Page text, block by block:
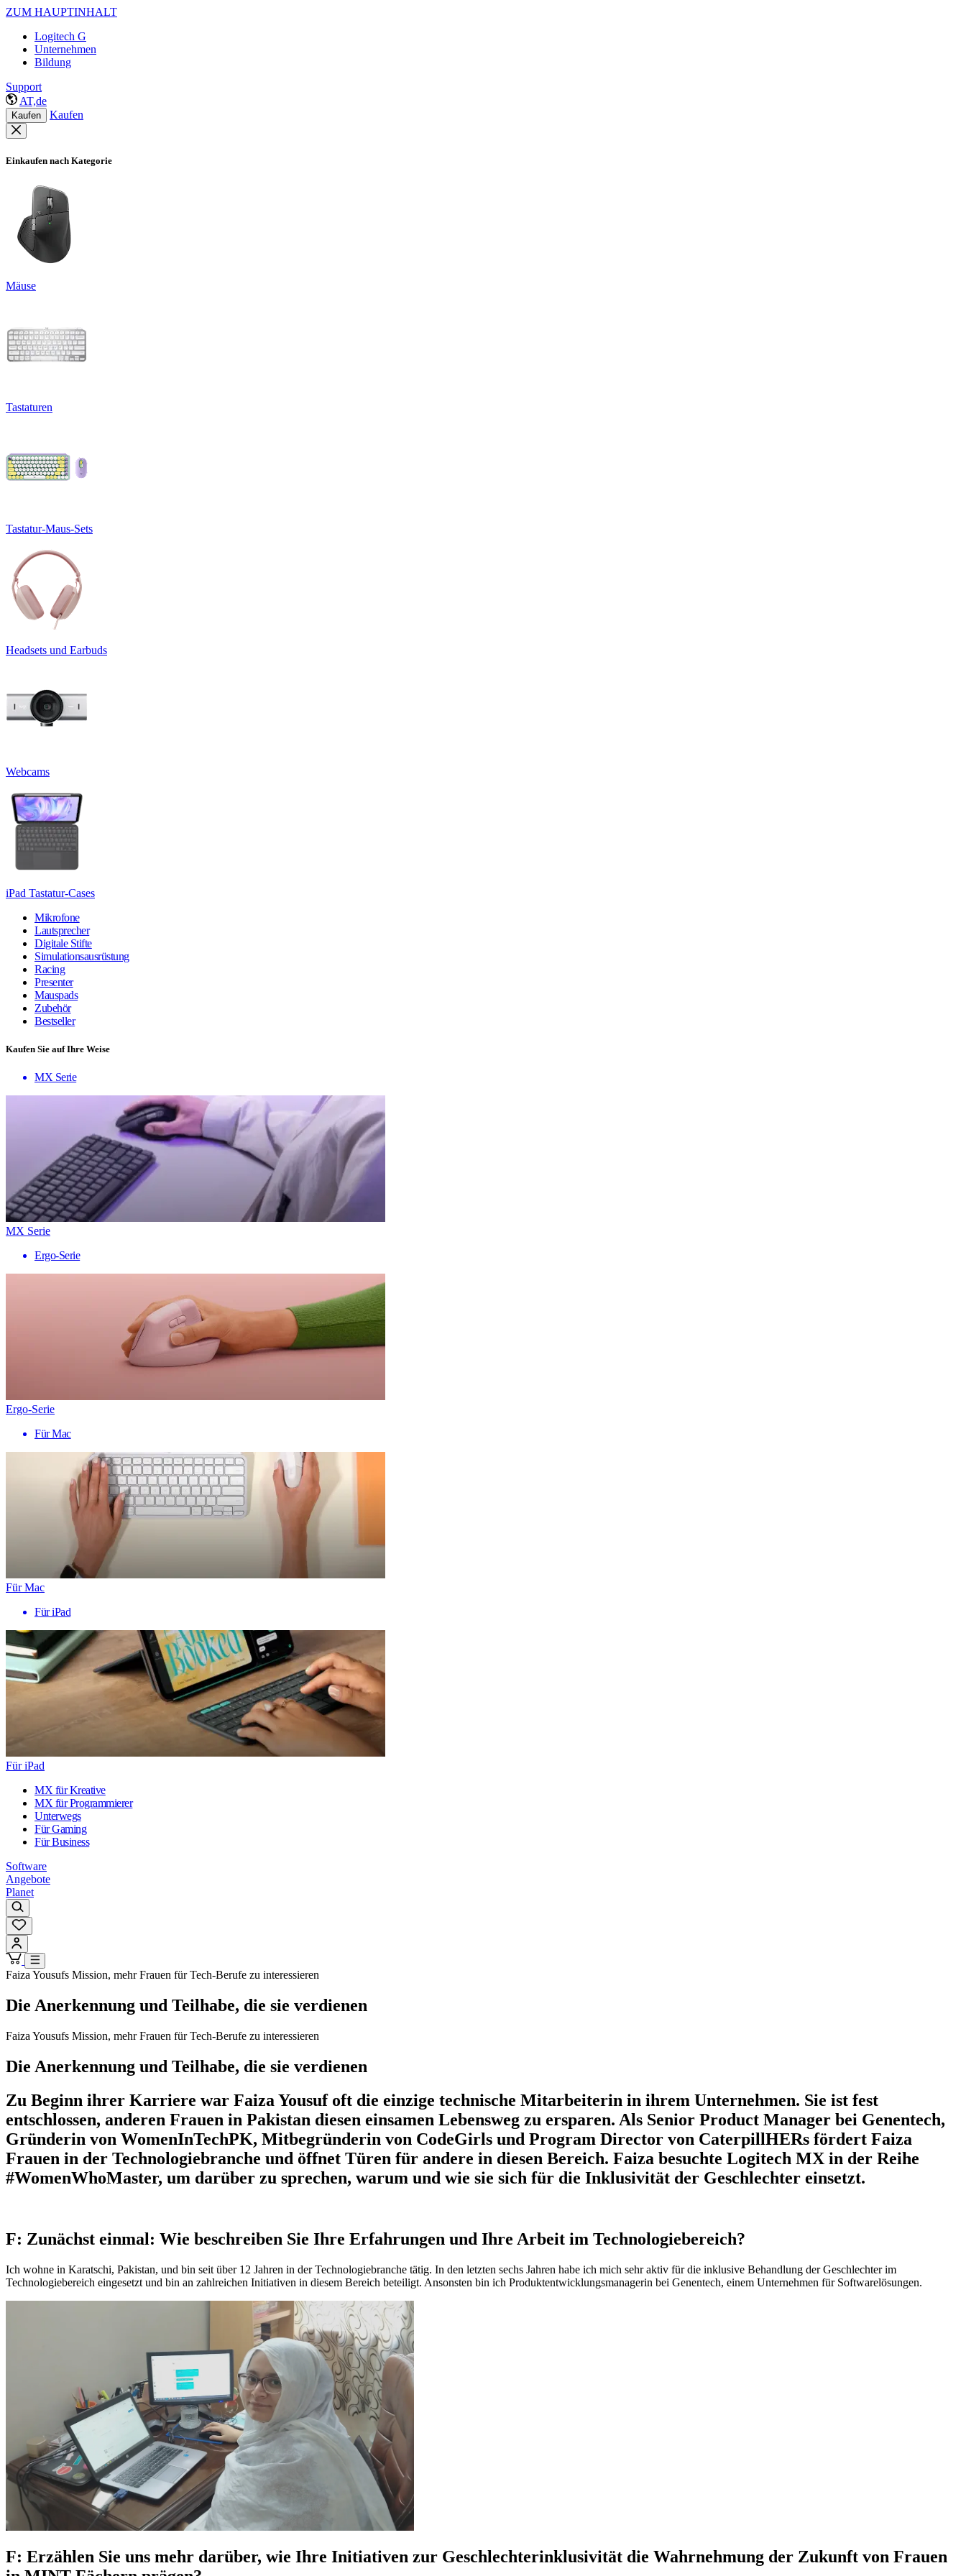
ZUM HAUPTINHALT
Logitech G
Unternehmen
Bildung
Support
AT,de
Kaufen Kaufen
Einkaufen nach Kategorie
Mäuse
Tastaturen
Tastatur-Maus-Sets
Headsets und Earbuds
Webcams
iPad Tastatur-Cases
Mikrofone
Lautsprecher
Digitale Stifte
Simulationsausrüstung
Racing
Presenter
Mauspads
Zubehör
Bestseller
Kaufen Sie auf Ihre Weise
MX Serie
MX Serie
Ergo-Serie
Ergo-Serie
Für Mac
Für Mac
Für iPad
Für iPad
MX für Kreative
MX für Programmierer
Unterwegs
Für Gaming
Für Business
Software
Angebote
Planet
Faiza Yousufs Mission, mehr Frauen für Tech-Berufe zu interessieren
Die Anerkennung und Teilhabe, die sie verdienen
Faiza Yousufs Mission, mehr Frauen für Tech-Berufe zu interessieren
Die Anerkennung und Teilhabe, die sie verdienen
Zu Beginn ihrer Karriere war Faiza Yousuf oft die einzige technische Mitarbeiterin in ihrem Unternehmen. Sie ist fest
entschlossen, anderen Frauen in Pakistan diesen einsamen Lebensweg zu ersparen. Als Senior Product Manager bei Genentech,
Gründerin von WomenInTechPK, Mitbegründerin von CodeGirls und Program Director von CaterpillHERs fördert Faiza
Frauen in der Technologiebranche und öffnet Türen für andere in diesen Bereich. Faiza besuchte Logitech MX in der Reihe
#WomenWhoMaster, um darüber zu sprechen, warum und wie sie sich für die Inklusivität der Geschlechter einsetzt.
F: Zunächst einmal: Wie beschreiben Sie Ihre Erfahrungen und Ihre Arbeit im Technologiebereich?
Ich wohne in Karatschi, Pakistan, und bin seit über 12 Jahren in der Technologiebranche tätig. In den letzten sechs Jahren habe ich mich sehr aktiv für die inklusive Behandlung der Geschlechter im
Technologiebereich eingesetzt und bin an zahlreichen Initiativen in diesem Bereich beteiligt. Ansonsten bin ich Produktentwicklungsmanagerin bei Genentech, einem Unternehmen für Softwarelösungen.
F: Erzählen Sie uns mehr darüber, wie Ihre Initiativen zur Geschlechterinklusivität die Wahrnehmung der Zukunft von Frauen